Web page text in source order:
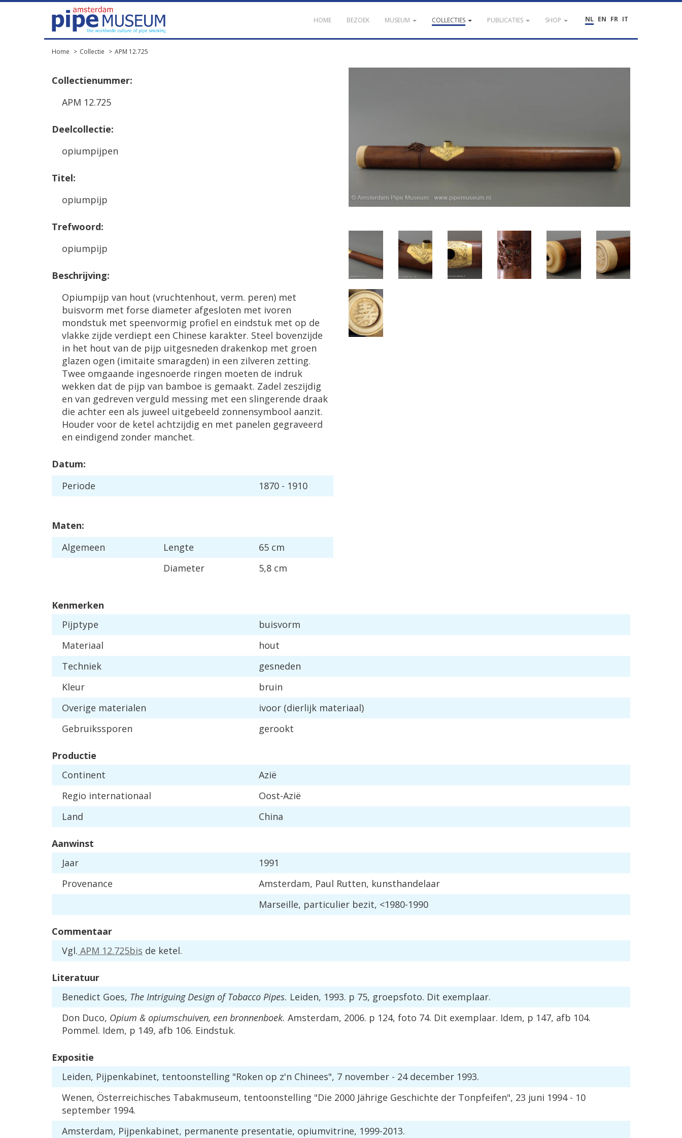
NL EN FR IT
HOME BEZOEK MUSEUM COLLECTIES PUBLICATIES SHOP
Home Collectie APM 12.725
Collectienummer:
APM 12.725
Deelcollectie:
opiumpijpen
Titel:
opiumpijp
Trefwoord:
opiumpijp
Beschrijving:
Opiumpijp van hout (vruchtenhout, verm. peren) met
buisvorm met forse diameter afgesloten met ivoren
mondstuk met speenvormig profiel en eindstuk met op de
vlakke zijde verdiept een Chinese karakter. Steel bovenzijde
in het hout van de pijp uitgesneden drakenkop met groen
glazen ogen (imitaite smaragden) in een zilveren zetting.
Twee omgaande ingesnoerde ringen moeten de indruk
wekken dat de pijp van bamboe is gemaakt. Zadel zeszijdig
en van gedreven verguld messing met een slingerende draak
die achter een als juweel uitgebeeld zonnensymbool aanzit.
Houder voor de ketel achtzijdig en met panelen gegraveerd
en eindigend zonder manchet.
Datum:
Periode
1870 - 1910
Maten:
Algemeen
Lengte
65 cm
Diameter
5,8 cm
Kenmerken
Pijptype
buisvorm
Materiaal
hout
Techniek
gesneden
Kleur
bruin
Overige materialen
ivoor (dierlijk materiaal)
Gebruikssporen
gerookt
Productie
Continent
Azië
Regio internationaal
Oost-Azië
Land
China
Aanwinst
Jaar
1991
Provenance
Amsterdam, Paul Rutten, kunsthandelaar
Marseille, particulier bezit, <1980-1990
Commentaar
Vgl. APM 12.725bis de ketel.
Literatuur
Benedict Goes, The Intriguing Design of Tobacco Pipes. Leiden, 1993. p 75, groepsfoto. Dit exemplaar.
Don Duco, Opium & opiumschuiven, een bronnenboek. Amsterdam, 2006. p 124, foto 74. Dit exemplaar. Idem, p 147, afb 104.
Pommel. Idem, p 149, afb 106. Eindstuk.
Expositie
Leiden, Pijpenkabinet, tentoonstelling "Roken op z'n Chinees", 7 november - 24 december 1993.
Wenen, Österreichisches Tabakmuseum, tentoonstelling "Die 2000 Jährige Geschichte der Tonpfeifen", 23 juni 1994 - 10
september 1994.
Amsterdam, Pijpenkabinet, permanente presentatie, opiumvitrine, 1999-2013.